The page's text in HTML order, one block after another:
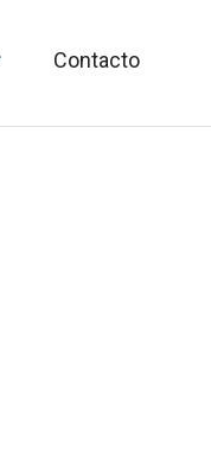
Contacto